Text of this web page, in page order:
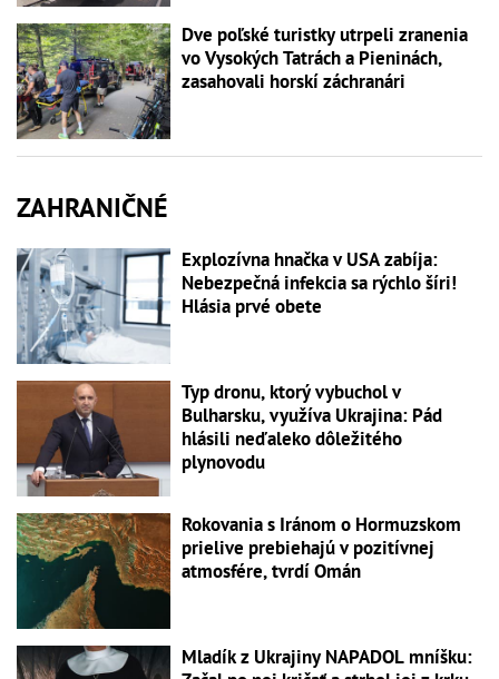
Dve poľské turistky utrpeli zranenia
vo Vysokých Tatrách a Pieninách,
zasahovali horskí záchranári
ZAHRANIČNÉ
Explozívna hnačka v USA zabíja:
Nebezpečná infekcia sa rýchlo šíri!
Hlásia prvé obete
Typ dronu, ktorý vybuchol v
Bulharsku, využíva Ukrajina: Pád
hlásili neďaleko dôležitého
plynovodu
Rokovania s Iránom o Hormuzskom
prielive prebiehajú v pozitívnej
atmosfére, tvrdí Omán
Mladík z Ukrajiny NAPADOL mníšku: